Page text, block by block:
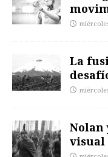
La
Nolan
visual